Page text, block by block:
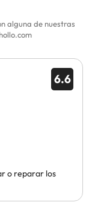
alguna de nuestras
6.6
o reparar los